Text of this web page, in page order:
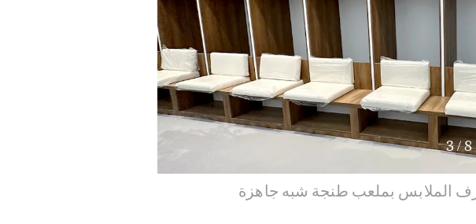
3/8
الملابس بملعب طنجة شبه جاهزة